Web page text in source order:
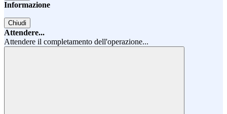
Informazione
Chiudi
Attendere...
Attendere il completamento dell'operazione...